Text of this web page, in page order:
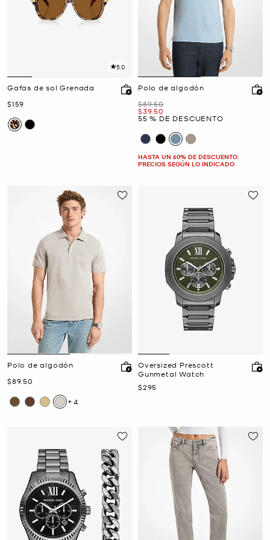
5.0
Gafas de sol Grenada
Ahora
$159
Polo de algodón
Era
$89.50
Ahora
$39.50
55 % DE DESCUENTO
HASTA UN 60% DE DESCUENTO.
PRECIOS SEGÚN LO INDICADO
Polo de algodón
Ahora
$89.50
+4
Oversized Prescott
Gunmetal Watch
Ahora
$295